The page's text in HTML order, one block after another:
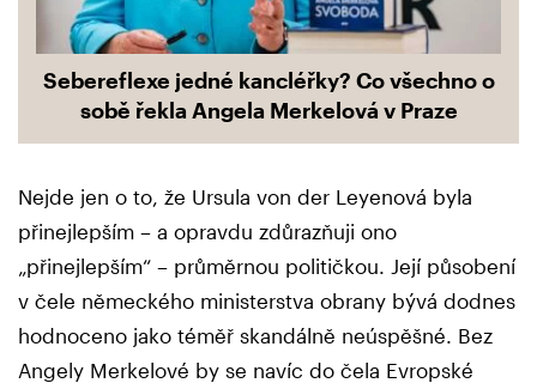
Sebereflexe jedné kancléřky? Co všechno o
sobě řekla Angela Merkelová v Praze
Nejde jen o to, že Ursula von der Leyenová byla
přinejlepším – a opravdu zdůrazňuji ono
„přinejlepším“ – průměrnou političkou. Její působení
v čele německého ministerstva obrany bývá dodnes
hodnoceno jako téměř skandálně neúspěšné. Bez
Angely Merkelové by se navíc do čela Evropské